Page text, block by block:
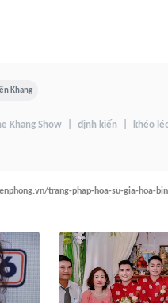
Khang
Khang Show định kiến khéo
trang-phap-hoa-su-gia-hoa-